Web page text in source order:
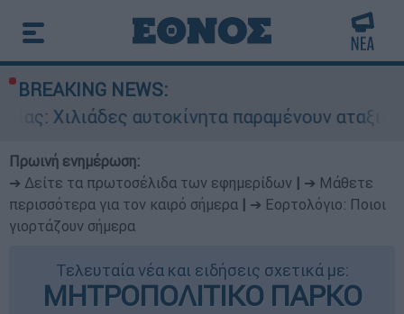
BREAKING NEWS:
αυτοκίνητα παραμένουν αταξινόμητα -
Πρωινή ενημέρωση:
➔ Δείτε τα πρωτοσέλιδα των εφημερίδων
➔ Μάθετε
περισσότερα για τον καιρό σήμερα
➔ Εορτολόγιο: Ποιοι
γιορτάζουν σήμερα
Τελευταία νέα και ειδήσεις σχετικά με:
ΜΗΤΡΟΠΟΛΙΤΙΚΟ ΠΑΡΚΟ